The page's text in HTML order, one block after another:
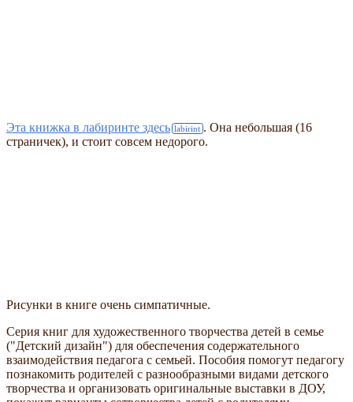
Эта книжка в лабиринте здесь
. Она небольшая (16
страничек), и стоит совсем недорого.
Рисунки в книге очень симпатичные.
Серия книг для художественного творчества детей в семье
("Детский дизайн") для обеспечения содержательного
взаимодействия педагога с семьей. Пособия помогут педагогу
познакомить родителей с разнообразными видами детского
творчества и организовать оригинальные выставки в ДОУ,